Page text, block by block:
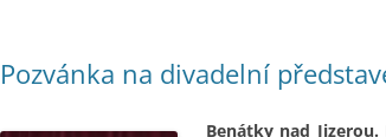
Pozvánka na divadelní
Benátky nad Jizerou.